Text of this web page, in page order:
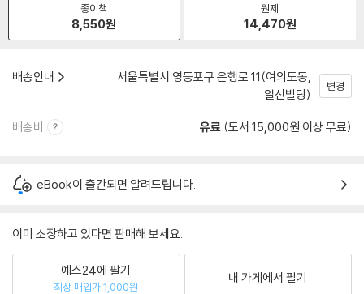
종이책
8,550원
원제
14,470원
배송안내
서울특별시 영등포구 은행로 11(여의도동,
일신빌딩)
변경
배송비 유료 (도서 15,000원 이상 무료)
eBook이 출간되면 알려드립니다.
이미 소장하고 있다면 판매해 보세요.
예스24에 팔기
최상 매입가 1,000원
내 가게에서 팔기